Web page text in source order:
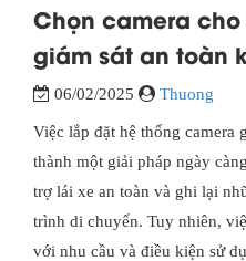
Chọn camera
giám sát an toàn
06/02/2025 Thuong
Việc lắp đặt hệ thống camera
thành một giải pháp ngày
trợ lái xe an toàn và ghi lại
trình di chuyển. Tuy nhiên,
với nhu cầu và điều kiện sử